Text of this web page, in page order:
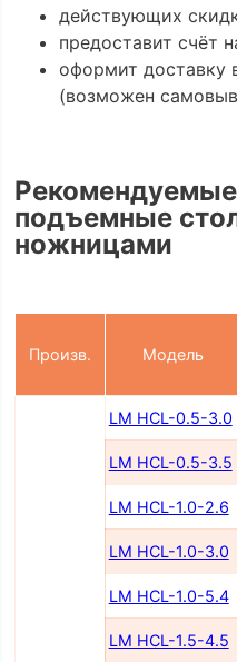
действующих
предоставит счёт
оформит доставку
(возможен
подъемные
ножницами
Произв. Модель
LM HCL-0.5-3.0
LM HCL-0.5-3.5
LM HCL-1.0-2.6
LM HCL-1.0-3.0
LM HCL-1.0-5.4
LM HCL-1.5-4.5